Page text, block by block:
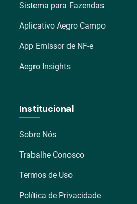
Sistema para Fazendas
Aplicativo Aegro Campo
App Emissor de NF-e
Aegro Insights
Institucional
Sobre Nós
Trabalhe Conosco
Termos de Uso
Política de Privacidade